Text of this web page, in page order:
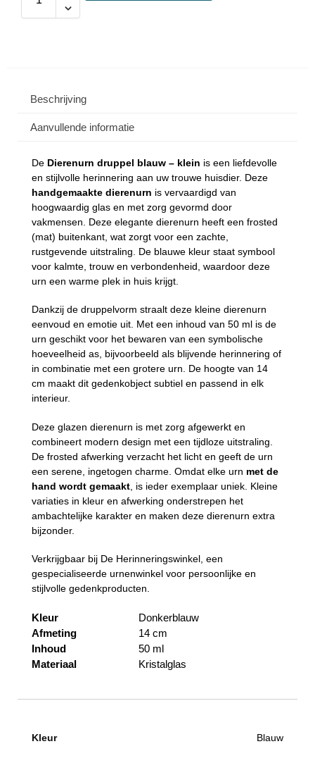
Beschrijving
Aanvullende informatie
De Dierenurn druppel blauw – klein is een liefdevolle
en stijlvolle herinnering aan uw trouwe huisdier. Deze
handgemaakte dierenurn is vervaardigd van
hoogwaardig glas en met zorg gevormd door
vakmensen. Deze elegante dierenurn heeft een frosted
(mat) buitenkant, wat zorgt voor een zachte,
rustgevende uitstraling. De blauwe kleur staat symbool
voor kalmte, trouw en verbondenheid, waardoor deze
urn een warme plek in huis krijgt.
Dankzij de druppelvorm straalt deze kleine dierenurn
eenvoud en emotie uit. Met een inhoud van 50 ml is de
urn geschikt voor het bewaren van een symbolische
hoeveelheid as, bijvoorbeeld als blijvende herinnering of
in combinatie met een grotere urn. De hoogte van 14
cm maakt dit gedenkobject subtiel en passend in elk
interieur.
Deze glazen dierenurn is met zorg afgewerkt en
combineert modern design met een tijdloze uitstraling.
De frosted afwerking verzacht het licht en geeft de urn
een serene, ingetogen charme. Omdat elke urn met de
hand wordt gemaakt , is ieder exemplaar uniek. Kleine
variaties in kleur en afwerking onderstrepen het
ambachtelijke karakter en maken deze dierenurn extra
bijzonder.
Verkrijgbaar bij De Herinneringswinkel, een
gespecialiseerde urnenwinkel voor persoonlijke en
stijlvolle gedenkproducten.
Kleur
Donkerblauw
Afmeting
14 cm
Inhoud
50 ml
Materiaal
Kristalglas
Kleur Blauw